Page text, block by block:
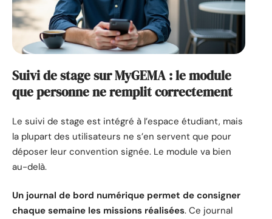
Suivi de stage sur MyGEMA : le module
que personne ne remplit correctement
Le suivi de stage est intégré à l’espace étudiant, mais
la plupart des utilisateurs ne s’en servent que pour
déposer leur convention signée. Le module va bien
au-delà.
Un journal de bord numérique permet de consigner
chaque semaine les missions réalisées. Ce journal